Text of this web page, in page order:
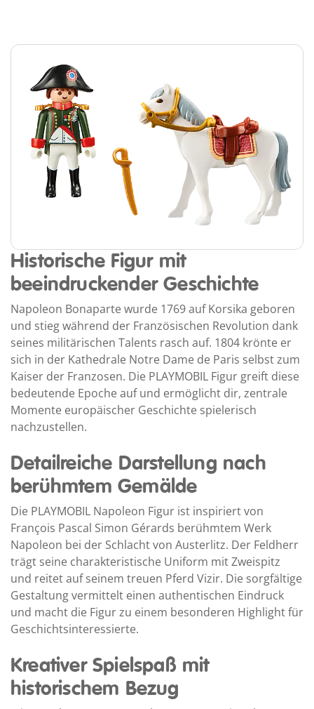
Historische Figur mit
beeindruckender Geschichte
Napoleon Bonaparte wurde 1769 auf Korsika geboren
und stieg während der Französischen Revolution dank
seines militärischen Talents rasch auf. 1804 krönte er
sich in der Kathedrale Notre Dame de Paris selbst zum
Kaiser der Franzosen. Die PLAYMOBIL Figur greift diese
bedeutende Epoche auf und ermöglicht dir, zentrale
Momente europäischer Geschichte spielerisch
nachzustellen.
Detailreiche Darstellung nach
berühmtem Gemälde
Die PLAYMOBIL Napoleon Figur ist inspiriert von
François Pascal Simon Gérards berühmtem Werk
Napoleon bei der Schlacht von Austerlitz. Der Feldherr
trägt seine charakteristische Uniform mit Zweispitz
und reitet auf seinem treuen Pferd Vizir. Die sorgfältige
Gestaltung vermittelt einen authentischen Eindruck
und macht die Figur zu einem besonderen Highlight für
Geschichtsinteressierte.
Kreativer Spielspaß mit
historischem Bezug